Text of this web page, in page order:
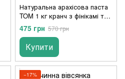
Натуральна арахісова паста
TOM 1 кг кранч з фінікамі та
Білим шоколадом
475 грн 570 грн
Купити
−17%